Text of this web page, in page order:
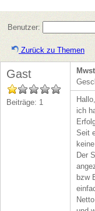
Benutzer:
Zurück zu Themen
Gast
Beiträge: 1
Hallo,
ich
Seit
Der
bzw